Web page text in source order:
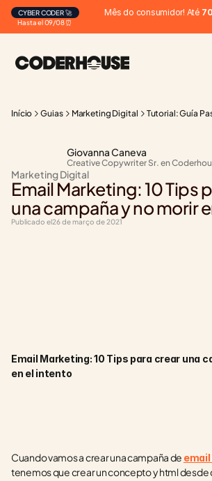
Hasta el 09/08 ⏰
CYBER CODER 🚀 Mês do consumidor! Até
Início Guias Marketing Digital Tutorial: Guía
Giovanna Caneva
Creative Copywriter Sr. en
Marketing Digital
Email Marketing: 10 Tips
una campaña y no morir
Publicado el26 de março de 2021
Email Marketing: 10 Tips para crear una
en el intento
Cuando vamos a crear una campaña de
tenemos que crear un concepto y html desde